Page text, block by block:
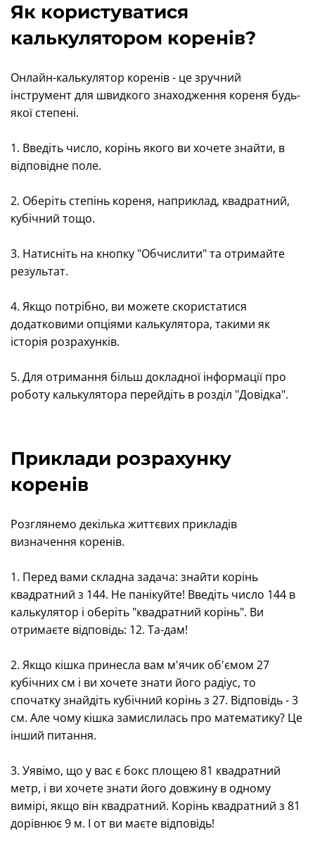
Як користуватися
калькулятором коренів?
Онлайн-калькулятор коренів - це зручний
інструмент для швидкого знаходження кореня будь-
якої степені.
1. Введіть число, корінь якого ви хочете знайти, в
відповідне поле.
2. Оберіть степінь кореня, наприклад, квадратний,
кубічний тощо.
3. Натисніть на кнопку "Обчислити" та отримайте
результат.
4. Якщо потрібно, ви можете скористатися
додатковими опціями калькулятора, такими як
історія розрахунків.
5. Для отримання більш докладної інформації про
роботу калькулятора перейдіть в розділ "Довідка".
Приклади розрахунку
коренів
Розглянемо декілька життєвих прикладів
визначення коренів.
1. Перед вами складна задача: знайти корінь
квадратний з 144. Не панікуйте! Введіть число 144 в
калькулятор і оберіть "квадратний корінь". Ви
отримаєте відповідь: 12. Та-дам!
2. Якщо кішка принесла вам м'ячик об'ємом 27
кубічних см і ви хочете знати його радіус, то
спочатку знайдіть кубічний корінь з 27. Відповідь - 3
см. Але чому кішка замислилась про математику? Це
інший питання.
3. Уявімо, що у вас є бокс площею 81 квадратний
метр, і ви хочете знати його довжину в одному
вимірі, якщо він квадратний. Корінь квадратний з 81
дорівнює 9 м. І от ви маєте відповідь!